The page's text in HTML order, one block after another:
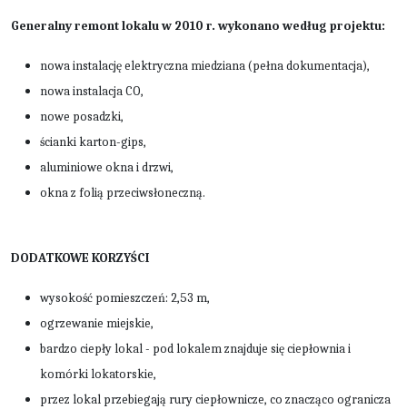
Generalny remont lokalu w 2010 r. wykonano według projektu:
nowa instalację elektryczna miedziana (pełna dokumentacja),
nowa instalacja CO,
nowe posadzki,
ścianki karton-gips,
aluminiowe okna i drzwi,
okna z folią przeciwsłoneczną.
DODATKOWE KORZYŚCI
wysokość pomieszczeń: 2,53 m,
ogrzewanie miejskie,
bardzo ciepły lokal - pod lokalem znajduje się ciepłownia i
komórki lokatorskie,
przez lokal przebiegają rury ciepłownicze, co znacząco ogranicza